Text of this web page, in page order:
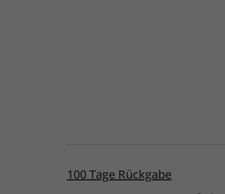
100 Tage Rückgabe